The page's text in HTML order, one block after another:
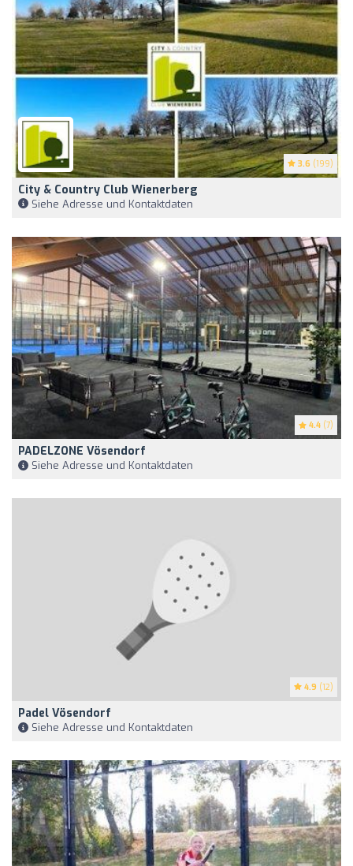
3.6 (199)
City & Country Club Wienerberg
Siehe Adresse und Kontaktdaten
4.4 (7)
PADELZONE Vösendorf
Siehe Adresse und Kontaktdaten
4.9 (12)
Padel Vösendorf
Siehe Adresse und Kontaktdaten